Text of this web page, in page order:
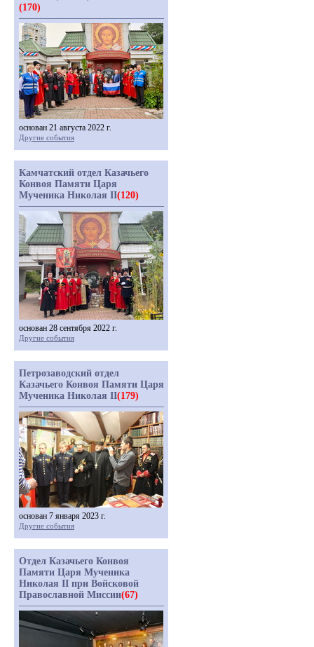
(170)
основан 21 августа 2022 г.
Другие события
Камчатский отдел Казачьего
Конвоя Памяти Царя
Мученика Николая II(120)
основан 28 сентября 2022 г.
Другие события
Петрозаводский отдел
Казачьего Конвоя Памяти Царя
Мученика Николая II(179)
основан 7 января 2023 г.
Другие события
Отдел Казачьего Конвоя
Памяти Царя Мученика
Николая II при Войсковой
Православной Миссии(67)